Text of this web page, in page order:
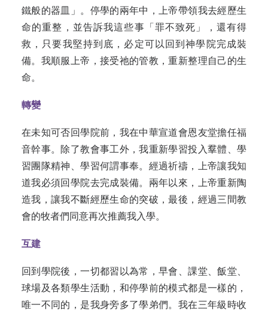
鐵般的器皿」。停學的兩年中，上帝帶領我去經歷生
命的重整，並告訴我這些事「罪不致死」，還有得
救，只要我堅持到底，必定可以回到神學院完成裝
備。我順服上帝，接受祂的管教，重新整理自己的生
命。
轉變
在未知可否回學院前，我在中華宣道會恩友堂擔任福
音幹事。除了教會事工外，我重新學習投入羣體、學
習團隊精神、學習何謂事奉。經過祈禱，上帝讓我知
道我必須回學院去完成裝備。兩年以來，上帝重新陶
造我，讓我不斷經歷生命的突破，最後，經過三間教
會的牧者們同意再次推薦我入學。
互建
回到學院後，一切都習以為常，早會、課堂、飯堂、
球場及各類學生活動，和停學前的模式都是一樣的，
唯一不同的，是我身旁多了學弟們。我在三年級時收